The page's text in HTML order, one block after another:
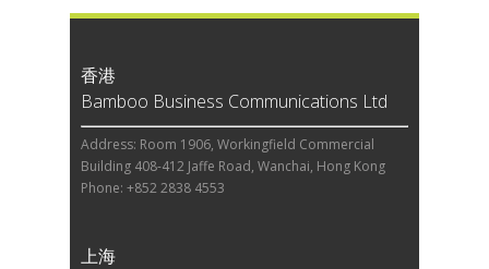
香港
Bamboo Business Communications Ltd
Address: Room 1906, Workingfield Commercial
Building 408-412 Jaffe Road, Wanchai, Hong Kong
Phone: +852 2838 4553
上海